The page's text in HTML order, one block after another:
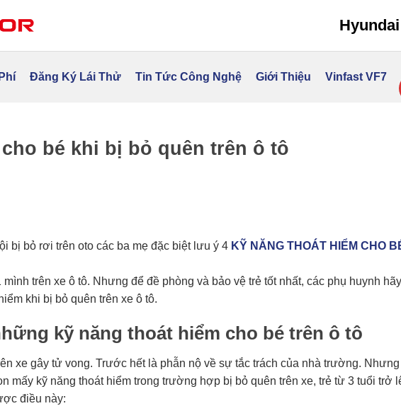
Đăng Ký Lái Thử Tin Tức Công Nghệ Giới Thiệu Vinfast VF7
bé khi bị bỏ quên trên ô tô
bị bỏ rơi trên oto các ba mẹ đặc biệt lưu ý 4 KỸ NĂNG THOÁT HIỂM CHO
trên xe ô tô. Nhưng để đề phòng và bảo vệ trẻ tốt nhất, các phụ huynh
khi bị bỏ quên trên xe ô tô.
kỹ năng thoát hiểm cho bé trên ô tô
xe gây tử vong. Trước hết là phẫn nộ về sự tắc trách của nhà trường. Nhưng
mấy kỹ năng thoát hiểm trong trường hợp bị bỏ quên trên xe, trẻ từ 3 tuổi trở
điều này: